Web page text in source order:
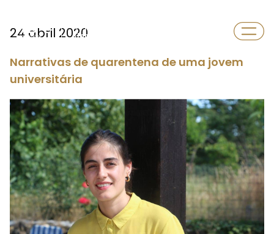
Departamento
Universidade
24 abril 2020
Narrativas de quarentena de uma jovem
universitária